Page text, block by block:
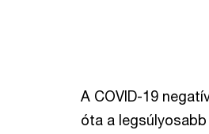
A COVID-19
óta a